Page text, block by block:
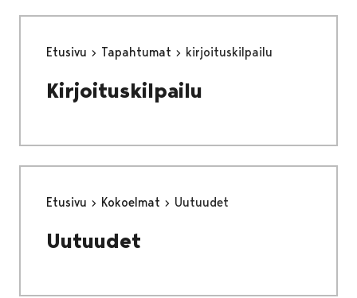
Etusivu Tapahtumat kirjoituskilpailu
Kirjoituskilpailu
Etusivu Kokoelmat Uutuudet
Uutuudet